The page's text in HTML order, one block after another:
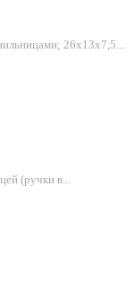
26х13х7,5...
(ручки в...